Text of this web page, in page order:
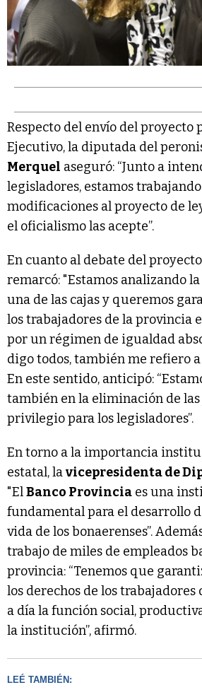
Respecto del envío del proyecto
Ejecutivo, la diputada del
Merquel aseguró: “Junto a
legisladores, estamos
modificaciones al proyecto de
el oficialismo las acepte”.
En cuanto al debate del
remarcó: "Estamos analizando
una de las cajas y queremos
los trabajadores de la provincia
por un régimen de igualdad
digo todos, también me refiero a
En este sentido, anticipó:
también en la eliminación de
privilegio para los legisladores”.
En torno a la importancia
estatal, lavicepresidenta de
"ElBanco Provincia es una
fundamental para el desarrollo
vida de los bonaerenses”.
trabajo de miles de empleados
provincia: “Tenemos que
los derechos de los
a día la función social,
la institución”, afirmó.
LEÉ TAMBIÉN: